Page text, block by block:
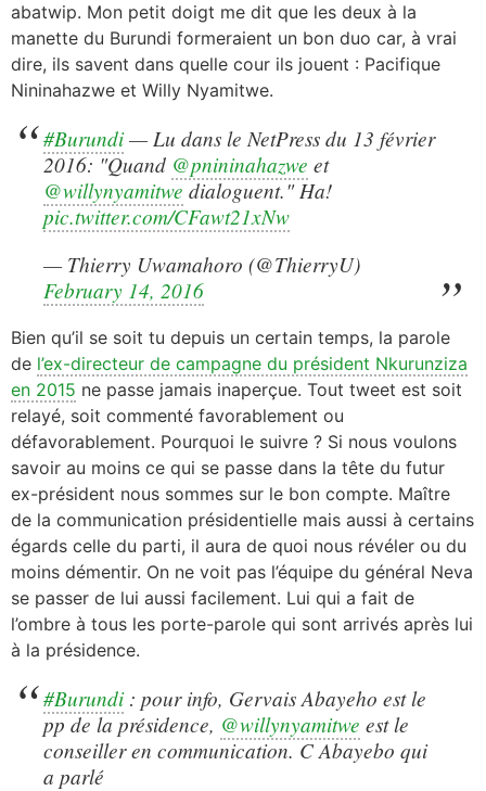
abatwip. Mon petit doigt me dit que les deux à la
manette du Burundi formeraient un bon duo car, à vrai
dire, ils savent dans quelle cour ils jouent : Pacifique
Nininahazwe et Willy Nyamitwe.
#Burundi— Lu dans le NetPress du 13 février
2016: "Quand @pnininahazwe et
@willynyamitwedialoguent." Ha!
pic.twitter.com/CFawt21xNw
— Thierry Uwamahoro (@ThierryU)
February 14, 2016
Bien qu’il se soit tu depuis un certain temps, la parole
de l’ex-directeur de campagne du président Nkurunziza
en 2015 ne passe jamais inaperçue. Tout tweet est soit
relayé, soit commenté favorablement ou
défavorablement. Pourquoi le suivre ? Si nous voulons
savoir au moins ce qui se passe dans la tête du futur
ex-président nous sommes sur le bon compte. Maître
de la communication présidentielle mais aussi à certains
égards celle du parti, il aura de quoi nous révéler ou du
moins démentir. On ne voit pas l’équipe du général Neva
se passer de lui aussi facilement. Lui qui a fait de
l’ombre à tous les porte-parole qui sont arrivés après lui
à la présidence.
#Burundi: pour info, Gervais Abayeho est le
pp de la présidence, @willynyamitwe est le
conseiller en communication. C Abayebo qui
a parlé